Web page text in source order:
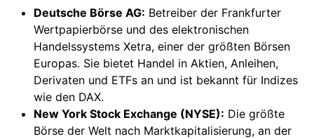
Deutsche Börse AG: Betreiber der Frankfurter
Wertpapierbörse und des elektronischen
Handelssystems Xetra, einer der größten Börsen
Europas. Sie bietet Handel in Aktien, Anleihen,
Derivaten und ETFs an und ist bekannt für Indizes
wie den DAX.
New York Stock Exchange (NYSE): Die größte
Börse der Welt nach Marktkapitalisierung, an der